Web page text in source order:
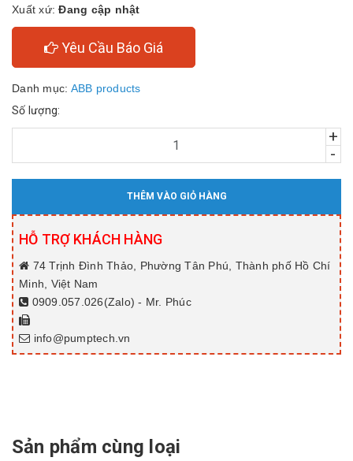
Xuất xứ:Đang cập nhật
Yêu Cầu Báo Giá
Danh mục: ABB products
Số lượng:
+
-
THÊM VÀO GIỎ HÀNG
HỖ TRỢ KHÁCH HÀNG
74 Trịnh Đình Thảo, Phường Tân Phú, Thành phố Hồ Chí
Minh, Việt Nam
0909.057.026(Zalo) - Mr. Phúc
info@pumptech.vn
Sản phẩm cùng loại